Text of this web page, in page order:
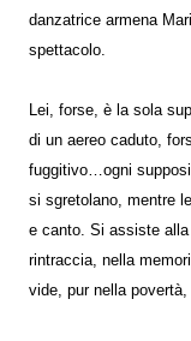
danzatrice armena
spettacolo.
Lei, forse, è la sola
di un aereo caduto,
fuggitivo…ogni
si sgretolano, mentre
e canto. Si assiste alla
rintraccia, nella
vide, pur nella povertà,